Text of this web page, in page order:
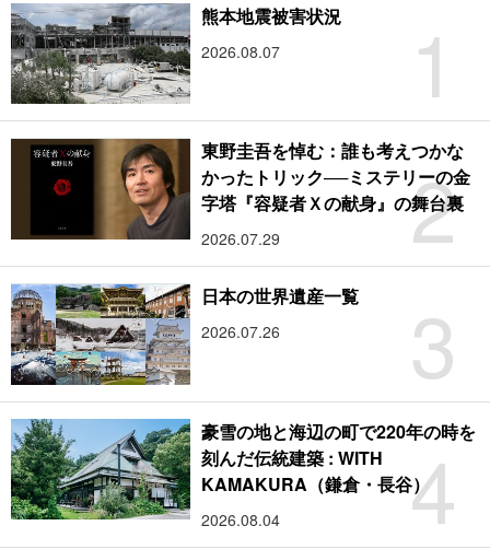
1
熊本地震被害状況
2026.08.07
2
東野圭吾を悼む：誰も考えつかな
かったトリック──ミステリーの金
字塔『容疑者Ｘの献身』の舞台裏
2026.07.29
3
日本の世界遺産一覧
2026.07.26
4
豪雪の地と海辺の町で220年の時を
刻んだ伝統建築 : WITH
KAMAKURA（鎌倉・長谷）
2026.08.04